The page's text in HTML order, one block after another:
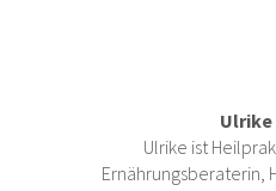
Ulrike
Ulrike ist
Ernährungsberaterin,